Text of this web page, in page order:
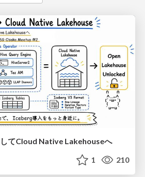
てCloud Native Lakehouseへ
1 210